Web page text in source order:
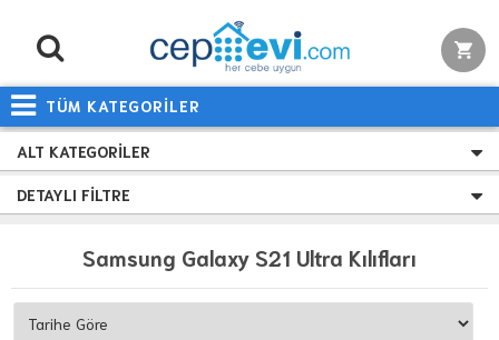
TÜM KATEGORİLER
ALT KATEGORILER
DETAYLI FILTRE
Samsung Galaxy S21 Ultra Kılıfları